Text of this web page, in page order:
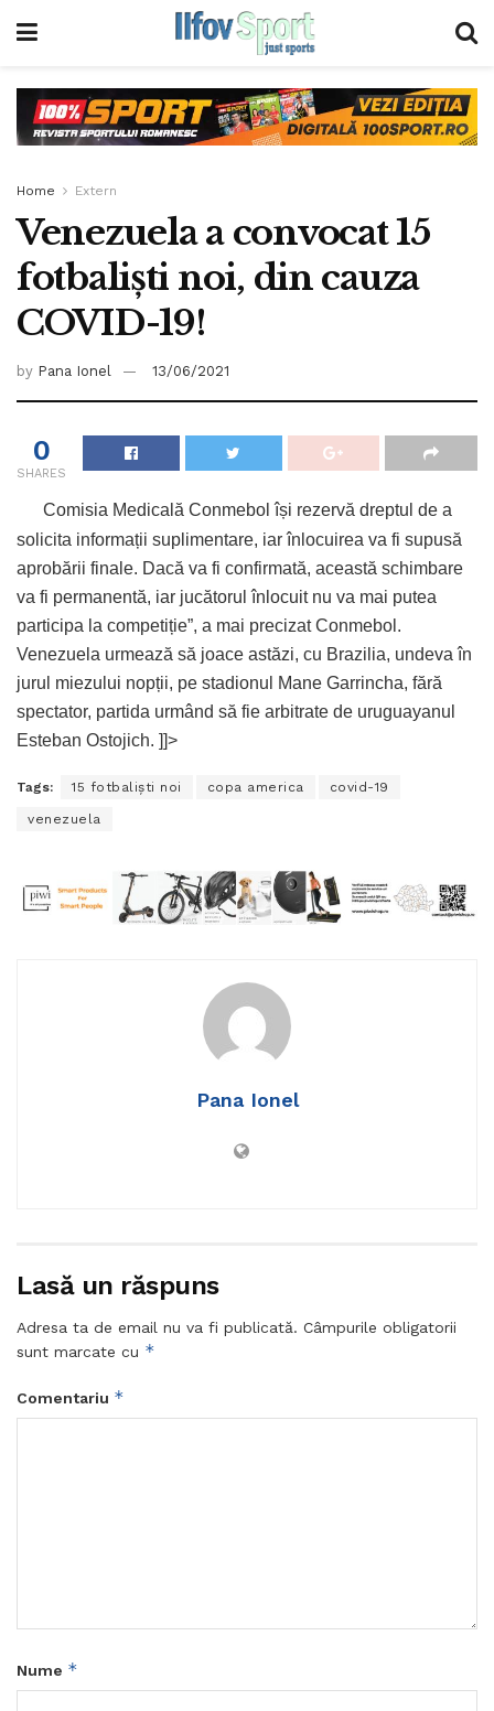
Home Extern
Venezuela a convocat 15
fotbaliști noi, din cauza
COVID-19!
by Pana Ionel 13/06/2021
0
SHARES
Comisia Medicală Conmebol își rezervă dreptul de a
solicita informații suplimentare, iar înlocuirea va fi supusă
aprobării finale. Dacă va fi confirmată, această schimbare
va fi permanentă, iar jucătorul înlocuit nu va mai putea
participa la competiție”, a mai precizat Conmebol.
Venezuela urmează să joace astăzi, cu Brazilia, undeva în
jurul miezului nopții, pe stadionul Mane Garrincha, fără
spectator, partida urmând să fie arbitrate de uruguayanul
Esteban Ostojich. ]]>
Tags: 15 fotbaliști noi copa america covid-19
venezuela
Pana Ionel
Lasă un răspuns
Adresa ta de email nu va fi publicată. Câmpurile obligatorii
sunt marcate cu *
Comentariu *
Nume *